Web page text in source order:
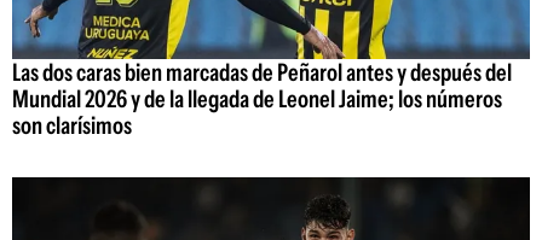
Las dos caras bien marcadas de Peñarol antes y después del
Mundial 2026 y de la llegada de Leonel Jaime; los números
son clarísimos